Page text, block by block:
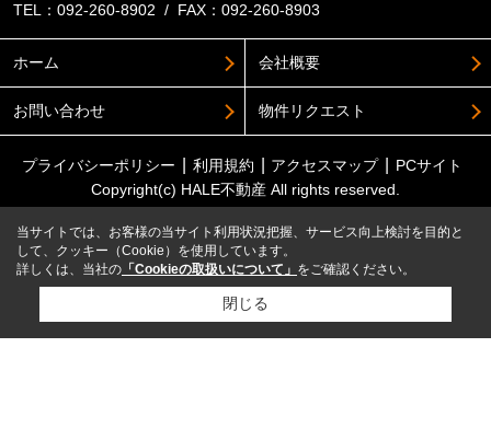
TEL：092-260-8902 / FAX：092-260-8903
ホーム 会社概要
お問い合わせ 物件リクエスト
プライバシーポリシー 利用規約 アクセスマップ
PCサイト
Copyright(c) HALE不動産 All rights reserved.
当サイトでは、お客様の当サイト利用状況把握、サービス向上検討を目的と
して、クッキー（Cookie）を使用しています。
詳しくは、当社の 「Cookieの取扱いについて」 をご確認ください。
閉じる